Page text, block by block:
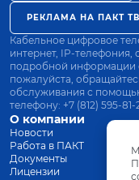
О компании
Новости
Работа в ПАКТ
Документы
Лицензии
РЕКЛАМА НА ПАКТ ТВ
Кабельное цифровое
интернет, IP-телефония,
подробной информации
пожалуйста,
обслуживания с
телефону: +7 (812) 595-81-